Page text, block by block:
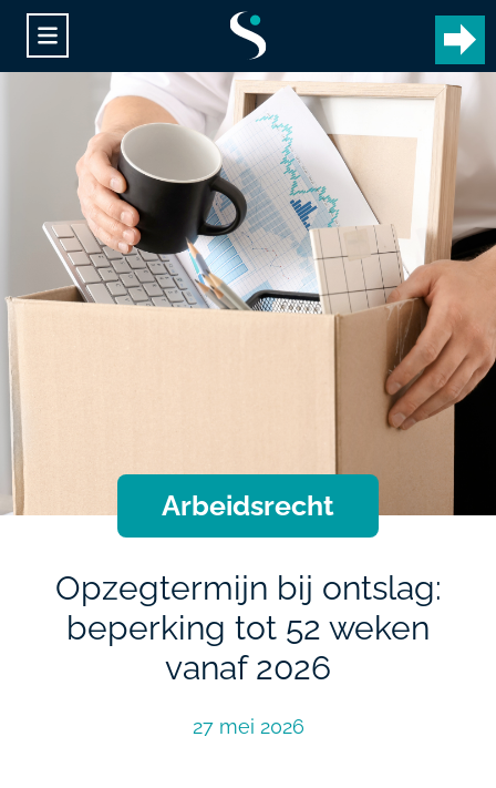
Arbeidsrecht
Opzegtermijn bij ontslag:
beperking tot 52 weken
vanaf 2026
27 mei 2026